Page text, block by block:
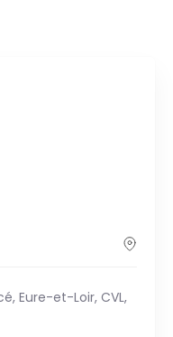
Eure-et-Loir, CVL,